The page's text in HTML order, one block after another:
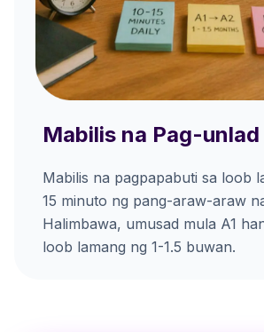
Mabilis na Pag-unlad
Mabilis na pagpapabuti sa loob
15 minuto ng pang-araw-araw
Halimbawa, umusad mula A1
loob lamang ng 1-1.5 buwan.